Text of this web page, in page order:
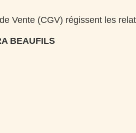
Vente (CGV) régissent les
BEAUFILS